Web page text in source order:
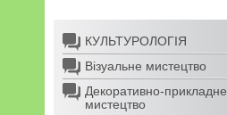
КУЛЬТУРОЛОГІЯ
Візуальне мистецтво
Декоративно-прикладне
мистецтво